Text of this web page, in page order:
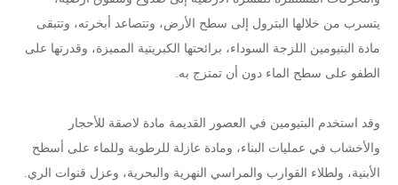
يتسرب من خلالها البترول إلى سطح الأرض، وتتصاعد أبخرته، وتتبقى
مادة البتيومين اللزجة السوداء، برائحتها الكبريتية المميزة، وقدرتها على
الطفو على سطح الماء دون أن تمتزج به.
وقد استخدم البتيومين في العصور القديمة مادة لاصقة للأحجار
والأخشاب في عمليات البناء، ومادة عازلة للرطوبة وللماء على أسطح
الأبنية، ولطلاء القوارب والمراسي النهرية والبحرية، وعزل قنوات الري.